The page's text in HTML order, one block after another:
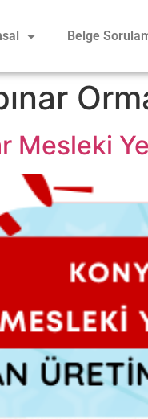
Belge
Mesleki